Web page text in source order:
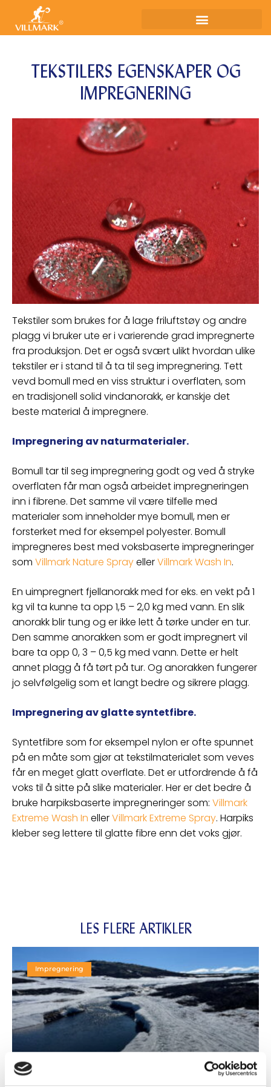
TEKSTILERS EGENSKAPER OG
IMPREGNERING
Tekstiler som brukes for å lage friluftstøy og andre
plagg vi bruker ute er i varierende grad impregnerte
fra produksjon. Det er også svært ulikt hvordan ulike
tekstiler er i stand til å ta til seg impregnering. Tett
vevd bomull med en viss struktur i overflaten, som
en tradisjonell solid vindanorakk, er kanskje det
beste material å impregnere.
Impregnering av naturmaterialer.
Bomull tar til seg impregnering godt og ved å stryke
overflaten får man også arbeidet impregneringen
inn i fibrene. Det samme vil være tilfelle med
materialer som inneholder mye bomull, men er
forsterket med for eksempel polyester. Bomull
impregneres best med voksbaserte impregneringer
som Villmark Nature SprayellerVillmark Wash In.
En uimpregnert fjellanorakk med for eks. en vekt på 1
kg vil ta kunne ta opp 1,5 – 2,0 kg med vann. En slik
anorakk blir tung og er ikke lett å tørke under en tur.
Den samme anorakken som er godt impregnert vil
bare ta opp 0, 3 – 0,5 kg med vann. Dette er helt
annet plagg å få tørt på tur. Og anorakken fungerer
jo selvfølgelig som et langt bedre og sikrere plagg.
Impregnering av glatte syntetfibre.
Syntetfibre som for eksempel nylon er ofte spunnet
på en måte som gjør at tekstilmaterialet som veves
får en meget glatt overflate. Det er utfordrende å få
voks til å sitte på slike materialer. Her er det bedre å
bruke harpiksbaserte impregneringer som: Villmark
Extreme Wash In ellerVillmark Extreme Spray. Harpiks
kleber seg lettere til glatte fibre enn det voks gjør.
LES FLERE ARTIKLER
Impregnering